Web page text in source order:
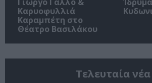
Καρυοφυλλιά
Καραμπέτη στο
Θέατρο Βασιλάκου
Τελευταία νέα